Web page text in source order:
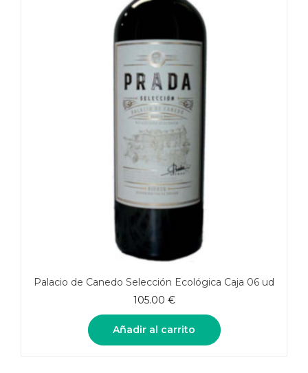
Palacio de Canedo Selección Ecológica Caja 06 ud
105.00 €
Añadir al carrito